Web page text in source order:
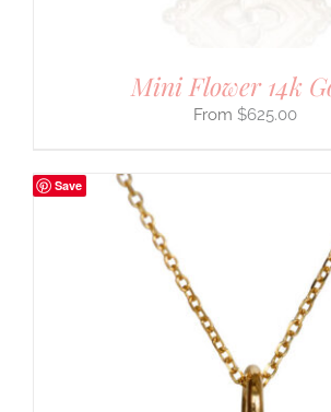
Mini Flower 14k
$625.00
Save